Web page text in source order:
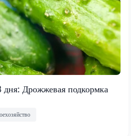
Дрожжевая подкормка